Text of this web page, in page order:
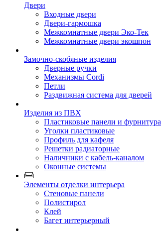
Двери
Входные двери
Двери-гармошка
Межкомнатные двери Эко-Тек
Межкомнатные двери экошпон
Замочно-скобяные изделия
Дверные ручки
Механизмы Cordi
Петли
Раздвижная система для дверей
Изделия из ПВХ
Пластиковые панели и фурнитура
Уголки пластиковые
Профиль для кафеля
Решетки радиаторные
Наличники с кабель-каналом
Оконные системы
Элементы отделки интерьера
Стеновые панели
Полистирол
Клей
Багет интерьерный